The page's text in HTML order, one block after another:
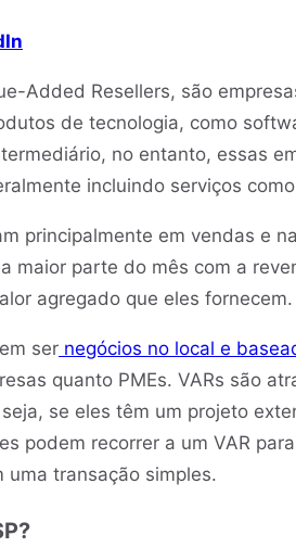
Added Resellers, são
de tecnologia, como
no entanto, essas
incluindo serviços
principalmente em vendas e
maior parte do mês com a
agregado que eles fornecem.
ser negócios no local e
quanto PMEs. VARs são
se eles têm um projeto
podem recorrer a um VAR
uma transação simples.